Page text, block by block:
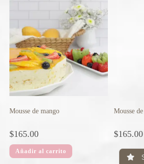
Mousse de mango
$165.00
Añadir al carrito
Mousse
$165.00